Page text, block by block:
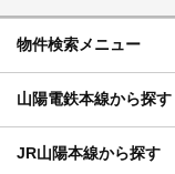
物件検索メニュー
山陽電鉄本線から探す
JR山陽本線から探す